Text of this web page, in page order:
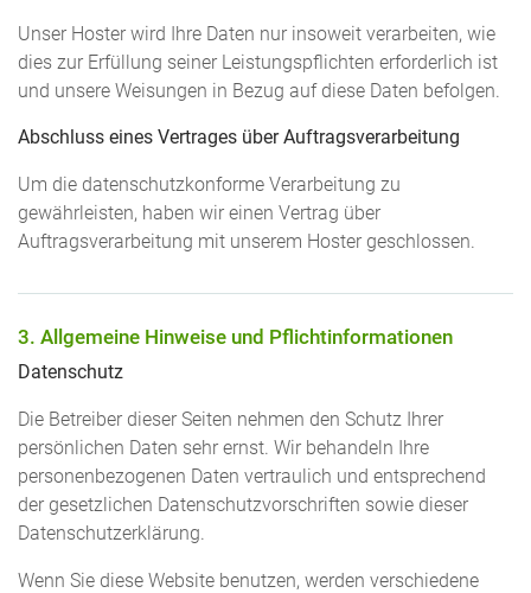
Unser Hoster wird Ihre Daten nur insoweit verarbeiten, wie
dies zur Erfüllung seiner Leistungspflichten erforderlich ist
und unsere Weisungen in Bezug auf diese Daten befolgen.
Abschluss eines Vertrages über Auftragsverarbeitung
Um die datenschutzkonforme Verarbeitung zu
gewährleisten, haben wir einen Vertrag über
Auftragsverarbeitung mit unserem Hoster geschlossen.
3. Allgemeine Hinweise und Pflicht­informationen
Datenschutz
Die Betreiber dieser Seiten nehmen den Schutz Ihrer
persönlichen Daten sehr ernst. Wir behandeln Ihre
personenbezogenen Daten vertraulich und entsprechend
der gesetzlichen Datenschutzvorschriften sowie dieser
Datenschutzerklärung.
Wenn Sie diese Website benutzen, werden verschiedene